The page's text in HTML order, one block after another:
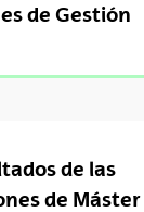
de Gestión
de las
de Máster